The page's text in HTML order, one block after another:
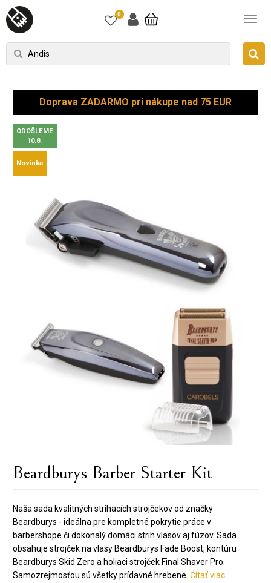
0
Doprava ZADARMO pri nákupe nad 75 EUR
ODOŠLEME
10.8.
Novinka
Beardburys Barber Starter Kit
Naša sada kvalitných strihacích strojčekov od značky
Beardburys - ideálna pre kompletné pokrytie práce v
barbershope či dokonalý domáci strih vlasov aj fúzov. Sada
obsahuje strojček na vlasy Beardburys Fade Boost, kontúru
Beardburys Skid Zero a holiaci strojček Final Shaver Pro.
Samozrejmosťou sú všetky prídavné hrebene. Čítať viac ..